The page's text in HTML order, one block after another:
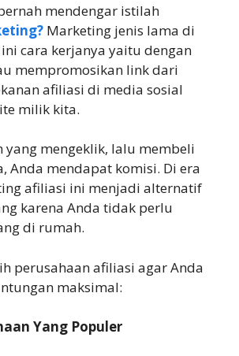
mendengar istilah
Marketing jenis lama di
cara kerjanya yaitu dengan
mempromosikan link dari
afiliasi di media sosial
milik kita.
yang mengeklik, lalu membeli
Anda mendapat komisi. Di era
afiliasi ini menjadi alternatif
karena Anda tidak perlu
di rumah.
perusahaan afiliasi agar Anda
maksimal:
Yang Populer